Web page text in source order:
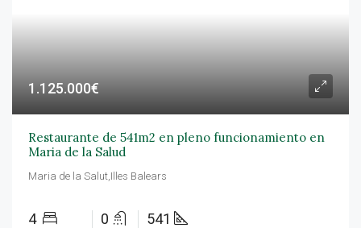
1.125.000€
Restaurante de 541m2 en pleno funcionamiento en
Maria de la Salud
Maria de la Salut,Illes Balears
4 0 541